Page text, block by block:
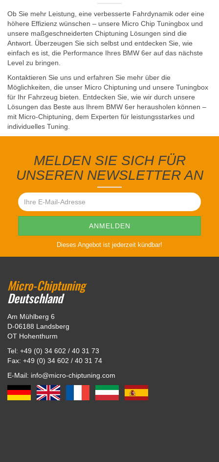
Ob Sie mehr Leistung, eine verbesserte Fahrdynamik oder eine
höhere Effizienz wünschen – unsere Micro Chip Tuningbox und
unsere maßgeschneiderten Chiptuning Lösungen sind die
Antwort. Überzeugen Sie sich selbst und entdecken Sie, wie
einfach es ist, die Performance Ihres BMW 6er auf das nächste
Level zu bringen.
Kontaktieren Sie uns und erfahren Sie mehr über die
Möglichkeiten, die unser Micro Chiptuning und unsere Tuningbox
für Ihr Fahrzeug bieten. Entdecken Sie, wie wir durch unsere
Lösungen das Beste aus Ihrem BMW 6er herausholen können –
mit Micro-Chiptuning, dem Experten für leistungsstarkes und
individuelles Tuning.
MELDEN SIE SICH FÜR
UNSEREN NEWSLETTER AN
Dieses Angebot ist jederzeit kündbar!
Micro-Chiptuning
Deutschland
Am Mühlberg 6
D-06188 Landsberg
OT Hohenthurm
Tel: +49 (0) 34 602 / 40 31 73
Fax: +49 (0) 34 602 / 40 31 74
E-Mail: info@micro-chiptuning.com